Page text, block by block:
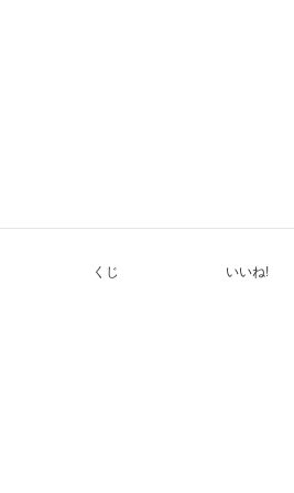
くじ いいね!